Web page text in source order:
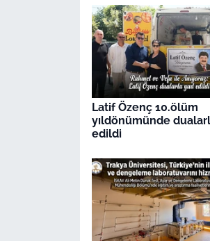
Latif Özenç 10.ölüm
yıldönümünde
edildi